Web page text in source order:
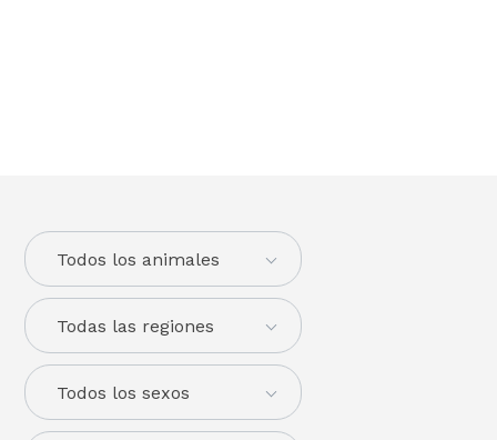
Todas las regiones
Todos los animales
Todos los sexos